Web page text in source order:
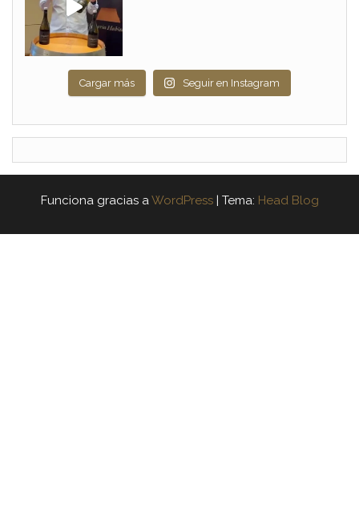
Cargar más Seguir en Instagram
Funciona gracias aWordPress | Tema: Head Blog